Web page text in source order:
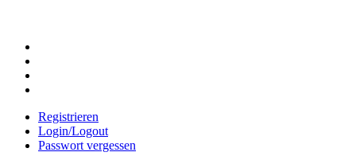
Registrieren
Login/Logout
Passwort vergessen